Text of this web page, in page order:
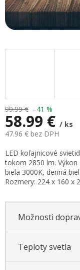
99.99 € –41 %
58.99 € / ks
47.96 € bez DPH
Jednotková
cena:
LED koľajnicové
tokom 2850 lm. Výkon
biela 3000K, denná
Rozmery: 224 x 160 x
Možnosti
Teploty svetla